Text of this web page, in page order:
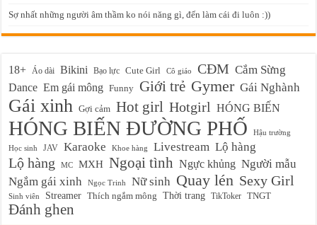
Sợ nhất những người âm thầm ko nói năng gì, đến làm cái đi luôn :))
18+ Áo dài Bikini Bạo lực Cute Girl Cô giáo CĐM Cắm Sừng
Dance Em gái mông Funny Giới trẻ Gymer Gái Nghành
Gái xinh Gợi cảm Hot girl Hotgirl HÓNG BIẾN
HÓNG BIẾN ĐƯỜNG PHỐ
Hậu trường
Học sinh
JAV Karaoke Khoe hàng Livestream Lộ hàng
Lộ hàng MC MXH Ngoại tình Ngực khủng Người mẫu
Ngắm gái xinh
Ngọc Trinh Nữ sinh Quay lén Sexy Girl
Sinh viên Streamer Thích ngắm mông Thời trang TikToker TNGT
Đánh ghen